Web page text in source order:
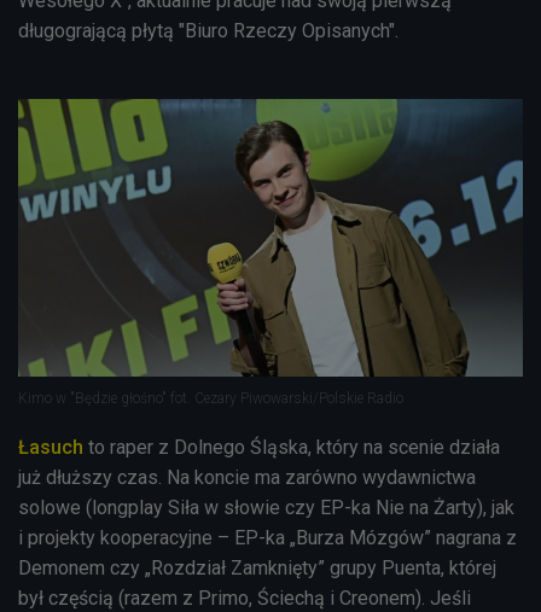
długogrającą płytą "Biuro Rzeczy Opisanych".
Kimo w "Będzie głośno" fot. Cezary Piwowarski/Polskie Radio
Łasuch to raper z Dolnego Śląska, który na scenie działa
już dłuższy czas. Na koncie ma zarówno wydawnictwa
solowe (longplay Siła w słowie czy EP-ka Nie na Żarty), jak
i projekty kooperacyjne – EP-ka „Burza Mózgów” nagrana z
Demonem czy „Rozdział Zamknięty” grupy Puenta, której
był częścią (razem z Primo, Ściechą i Creonem). Jeśli